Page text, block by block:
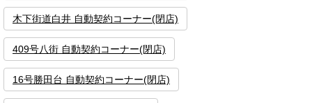
木下街道白井 自動契約コーナー(閉店)
409号八街 自動契約コーナー(閉店)
16号勝田台 自動契約コーナー(閉店)